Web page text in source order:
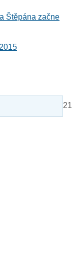
Štěpána začne
21